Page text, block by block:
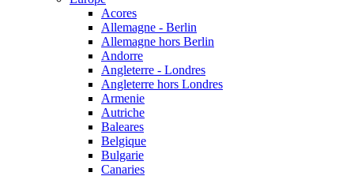
Acores
Allemagne - Berlin
Allemagne hors Berlin
Andorre
Angleterre - Londres
Angleterre hors Londres
Armenie
Autriche
Baleares
Belgique
Bulgarie
Canaries